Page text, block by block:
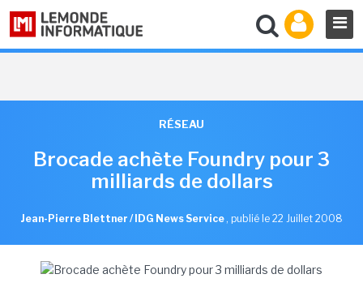
RÉSEAU
Brocade achète Foundry pour 3
milliards de dollars
Jean-Pierre Blettner / IDG News Service , publié le 22 Juillet 2008